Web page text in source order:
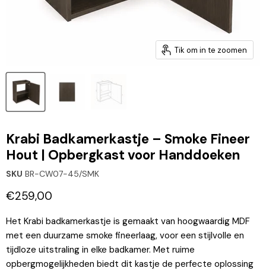
Tik om in te zoomen
Krabi Badkamerkastje – Smoke Fineer
Hout | Opbergkast voor Handdoeken
SKU BR-CW07-45/SMK
Huidige prijs
€259,00
Het Krabi badkamerkastje is gemaakt van hoogwaardig MDF
met een duurzame smoke fineerlaag, voor een stijlvolle en
tijdloze uitstraling in elke badkamer. Met ruime
opbergmogelijkheden biedt dit kastje de perfecte oplossing